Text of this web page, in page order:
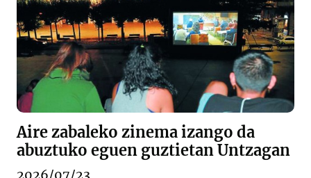
Aire zabaleko zinema izango da
abuztuko eguen guztietan Untzagan